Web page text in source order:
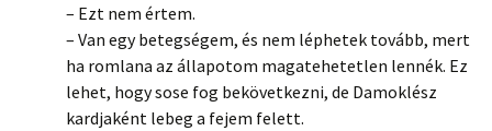
– Ezt nem értem.
– Van egy betegségem, és nem léphetek tovább, mert
ha romlana az állapotom magatehetetlen lennék. Ez
lehet, hogy sose fog bekövetkezni, de Damoklész
kardjaként lebeg a fejem felett.